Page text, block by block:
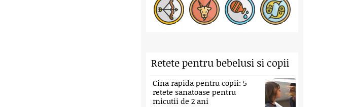
Retete pentru bebelusi si copii
Cina rapida pentru copii: 5
retete sanatoase pentru
micutii de 2 ani